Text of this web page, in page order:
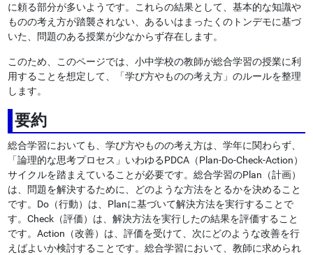
に頼る部分が多いようです。これらの結果として、基本的な知識や
ものの考え方が踏襲されない、あるいはまったくのトンデモに基づ
いた、問題のある授業が少なからず存在します。
このため、このページでは、小中学校の教師が総合学習の授業に利
用することを想定して、「学び方やものの考え方」のルールを整理
します。
要約
総合学習においても、学び方やものの考え方は、学年に関わらず、
「論理的な思考プロセス」いわゆるPDCA（Plan-Do-Check-Action）
サイクルを踏まえていることが必要です。総合学習のPlan（計画）
は、問題を解決するために、どのような方法をとるかを決めること
です。Do（行動）は、Planに基づいて解決方法を実行することで
す。Check（評価）は、解決方法を実行したの結果を評価すること
です。Action（改善）は、評価を受けて、次にどのような改善を行
えばよいか検討することです。総合学習において、教師に求められ